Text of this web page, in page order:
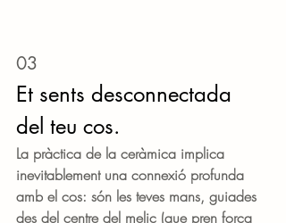
03
Et sents desconnectada
del teu cos.
La pràctica de la ceràmica implica
inevitablement una connexió profunda
amb el cos: són les teves mans, guiades
des del centre del melic (que pren força